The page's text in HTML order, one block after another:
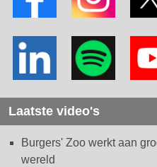
Laatste video's
Burgers' Zoo werkt aan
wereld